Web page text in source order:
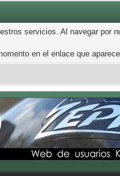
servicios. Al navegar por
en el enlace que